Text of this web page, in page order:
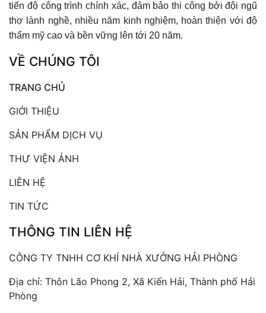
tiến độ công trình chính xác, đảm bảo thi công bởi đội ngũ
thợ lành nghề, nhiều năm kinh nghiệm, hoàn thiện với độ
thẩm mỹ cao và bền vững lên tới 20 năm.
VỀ CHÚNG TÔI
TRANG CHỦ
GIỚI THIỆU
SẢN PHẨM DỊCH VỤ
THƯ VIỆN ẢNH
LIÊN HỆ
TIN TỨC
THÔNG TIN LIÊN HỆ
CÔNG TY TNHH CƠ KHÍ NHÀ XƯỞNG HẢI PHÒNG
Địa chỉ: Thôn Lão Phong 2, Xã Kiến Hải, Thành phố Hải
Phòng